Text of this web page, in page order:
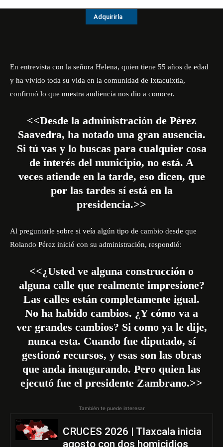
Adquirirla
En entrevista con la señora Helena, quien tiene 55 años de edad
y ha vivido toda su vida en la comunidad de Ixtacuixtla,
confirmó lo que nuestra audiencia nos dio a conocer.
<<Desde la administración de Pérez
Saavedra, ha notado una gran ausencia.
Si tú vas y lo buscas para cualquier cosa
de interés del municipio, no está. A
veces atiende en la tarde, eso dicen, que
por las tardes sí está en la
presidencia.>>
Al preguntarle sobre si veía algún tipo de cambio desde que
Rolando Pérez inició con su administración, respondió:
<<¿Usted ve alguna construcción o
alguna calle que realmente impresione?
Las calles están completamente igual.
No ha habido cambios. ¿Y cómo va a
ver grandes cambios? Si como ya le dije,
nunca esta. Cuando fue diputado, sí
gestionó recursos, y esas son las obras
que anda inaugurando. Pero quien las
ejecutó fue el presidente Zambrano.>>
También te puede interesar
CRUCES 2026 | Tlaxcala inicia
agosto con dos homicidios